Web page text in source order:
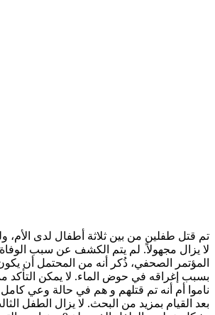
تم قتل طفلين من بين ثلاثة أطفال لدى الأم،
لا يزال مجهولاً. لم يتم الكشف عن سبب
المؤتمر الصحفي، ذُكر أنه من المحتمل أن
بسبب إغراقه في حوض الماء. لا يمكن التأكد
ناموا أم أنه تم قتلهم و هم في حالة وعي
بعد القيام بمزيد من البحث. لا يزال الطفل